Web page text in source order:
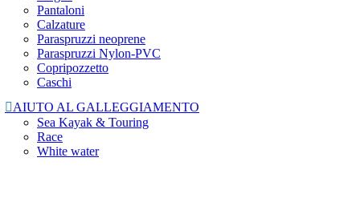
Pantaloni
Calzature
Paraspruzzi neoprene
Paraspruzzi Nylon-PVC
Copripozzetto
Caschi
AIUTO AL GALLEGGIAMENTO
Sea Kayak & Touring
Race
White water